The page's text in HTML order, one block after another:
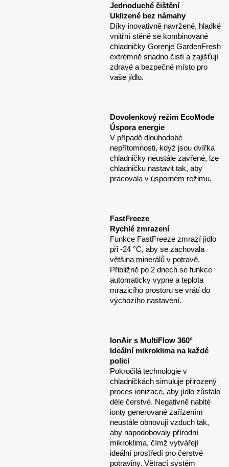
Jednoduché čištění
Uklizené bez námahy
Díky inovativně navržené, hladké
vnitřní stěně se kombinované
chladničky Gorenje GardenFresh
extrémně snadno čistí a zajišťují
zdravé a bezpečné místo pro
vaše jídlo.
Dovolenkový režim EcoMode
Úspora energie
V případě dlouhodobé
nepřítomnosti, když jsou dvířka
chladničky neustále zavřené, lze
chladničku nastavit tak, aby
pracovala v úsporném režimu.
FastFreeze
Rychlé zmrazení
Funkce FastFreeze zmrazí jídlo
při -24 °C, aby se zachovala
většina minerálů v potravě.
Přibližně po 2 dnech se funkce
automaticky vypne a teplota
mrazicího prostoru se vrátí do
výchozího nastavení.
IonAir s MultiFlow 360°
Ideální mikroklima na každé
polici
Pokročilá technologie v
chladničkách simuluje přirozený
proces ionizace, aby jídlo zůstalo
déle čerstvé. Negativně nabité
ionty generované zařízením
neustále obnovují vzduch tak,
aby napodobovaly přírodní
mikroklima, čímž vytvářejí
ideální prostředí pro čerstvé
potraviny. Větrací systém